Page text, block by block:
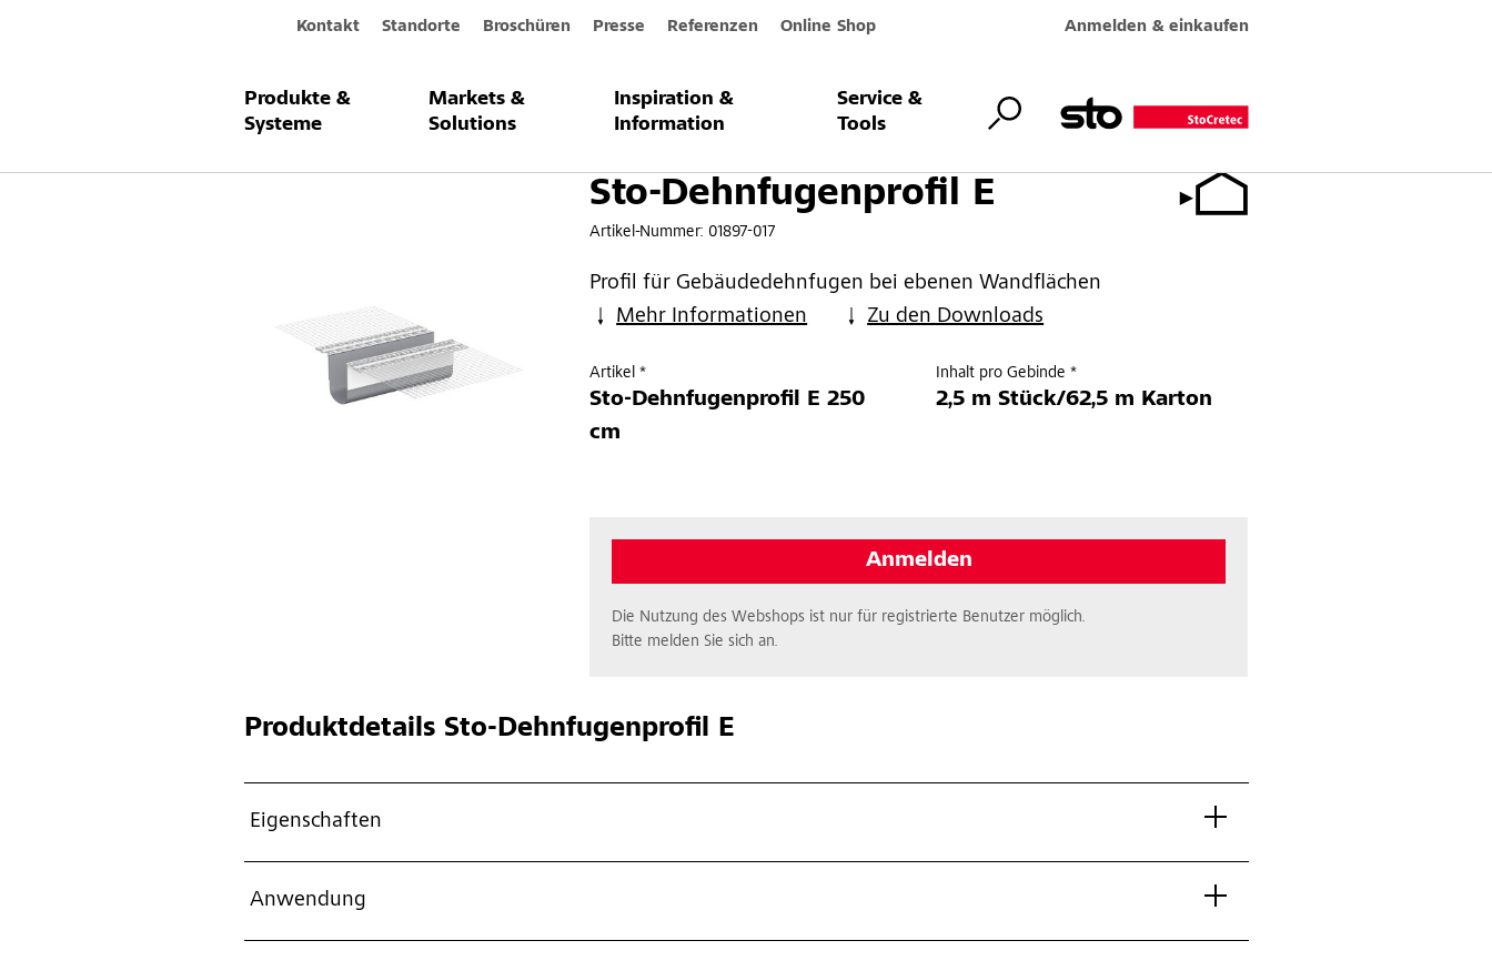
Kontakt Standorte Broschüren Presse Referenzen Online Shop Anmelden & einkaufen
Produkte &
Systeme
Markets &
Solutions
Inspiration &
Information
Service &
Tools
Produkte & Systeme Sto-Dehnfugenprofil E
Sto-Dehnfugenprofil E
Artikel-Nummer: 01897-017
Profil für Gebäudedehnfugen bei ebenen Wandflächen
Mehr Informationen
Zu den Downloads
Artikel *
Sto-Dehnfugenprofil E 250
cm
Inhalt pro Gebinde *
2,5 m Stück/62,5 m Karton
Anmelden
Die Nutzung des Webshops ist nur für registrierte Benutzer möglich.
Bitte melden Sie sich an.
ProduktdetailsSto-Dehnfugenprofil E
Eigenschaften
Anwendung